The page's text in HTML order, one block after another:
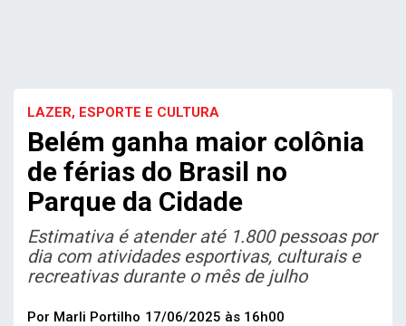
LAZER, ESPORTE E CULTURA
Belém ganha maior colônia
de férias do Brasil no
Parque da Cidade
Estimativa é atender até 1.800 pessoas por
dia com atividades esportivas, culturais e
recreativas durante o mês de julho
Por Marli Portilho 17/06/2025 às 16h00